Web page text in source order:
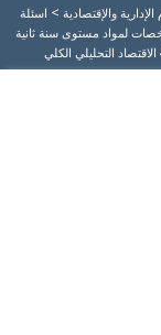
والإقتصادية > اسئلة
لمواد مستوى سنة ثانية